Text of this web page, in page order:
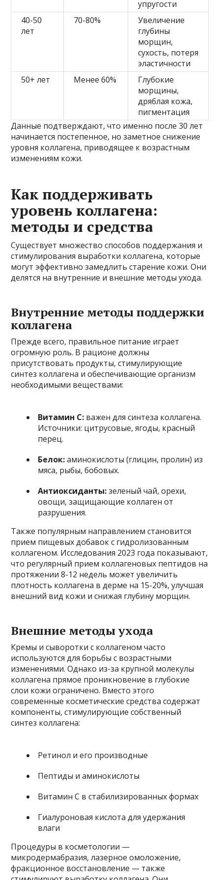
упругости
40-50
лет
70-80%
Увеличение
глубины
морщин,
сухость, потеря
эластичности
50+ лет
Менее 60%
Глубокие
морщины,
дряблая кожа,
пигментация
Данные подтверждают, что именно после 30 лет
начинается постепенное, но заметное снижение
уровня коллагена, приводящее к возрастным
изменениям кожи.
Как поддерживать
уровень коллагена:
методы и средства
Существует множество способов поддержания и
стимулирования выработки коллагена, которые
могут эффективно замедлить старение кожи. Они
делятся на внутренние и внешние методы ухода.
Внутренние методы поддержки
коллагена
Прежде всего, правильное питание играет
огромную роль. В рационе должны
присутствовать продукты, стимулирующие
синтез коллагена и обеспечивающие организм
необходимыми веществами:
Витамин C: важен для синтеза коллагена.
Источники: цитрусовые, ягоды, красный
перец.
Белок:аминокислоты (глицин, пролин) из
мяса, рыбы, бобовых.
Антиоксиданты:зеленый чай, орехи,
овощи, защищающие коллаген от
разрушения.
Также популярным направлением становится
прием пищевых добавок с гидролизованным
коллагеном. Исследования 2023 года показывают,
что регулярный прием коллагеновых пептидов на
протяжении 8-12 недель может увеличить
плотность коллагена в дерме на 15-20%, улучшая
внешний вид кожи и снижая глубину морщин.
Внешние методы ухода
Кремы и сыворотки с коллагеном часто
используются для борьбы с возрастными
изменениями. Однако из-за крупной молекулы
коллагена прямое проникновение в глубокие
слои кожи ограничено. Вместо этого
современные косметические средства содержат
компоненты, стимулирующие собственный
синтез коллагена:
Ретинол и его производные
Пептиды и аминокислоты
Витамин C в стабилизированных формах
Гиалуроновая кислота для удержания
влаги
Процедуры в косметологии —
микродермабразия, лазерное омоложение,
фракционное восстановление — также